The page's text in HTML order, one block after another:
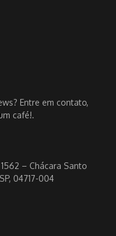
Entre em contato,
café!.
– Chácara Santo
04717-004